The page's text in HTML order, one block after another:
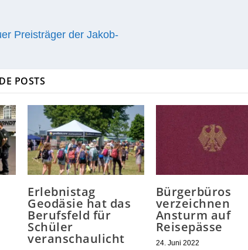
Preisträger der Jakob-
POSTS
Erlebnistag
Geodäsie hat das
Berufsfeld für
Schüler
veranschaulicht
Bürgerbüros
verzeichnen
Ansturm auf
Reisepässe
24. Juni 2022